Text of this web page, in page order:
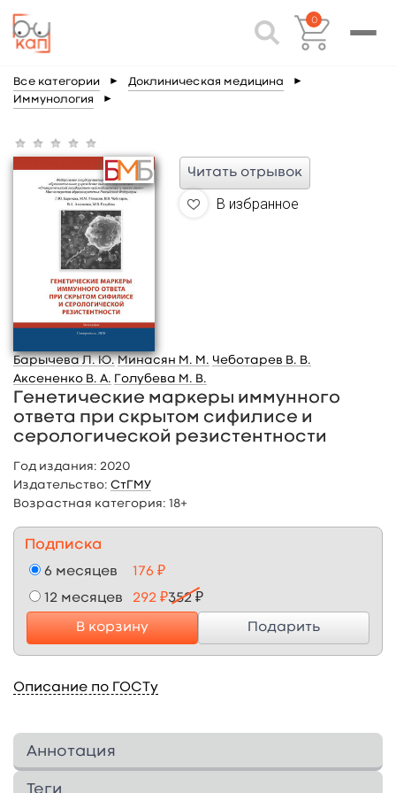
0
Все категории ► Доклиническая медицина ►
Иммунология ►
Читать отрывок
В избранное
Барычева Л. Ю. Минасян М. М. Чеботарев В. В.
Аксененко В. А. Голубева М. В.
Генетические маркеры иммунного
ответа при скрытом сифилисе и
серологической резистентности
Год издания: 2020
Издательство: СтГМУ
Возрастная категория: 18+
Подписка
6 месяцев 176 ₽
12 месяцев 292 ₽352 ₽
В корзину Подарить
Описание по ГОСТу
Аннотация
Монография является одной из первых
Теги